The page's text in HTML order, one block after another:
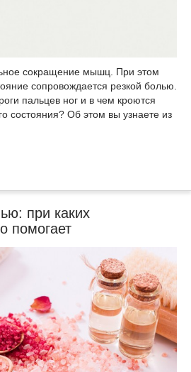
сокращение мышц. При этом
сопровождается резкой болью.
пальцев ног и в чем кроются
состояния? Об этом вы узнаете из
при каких
помогает